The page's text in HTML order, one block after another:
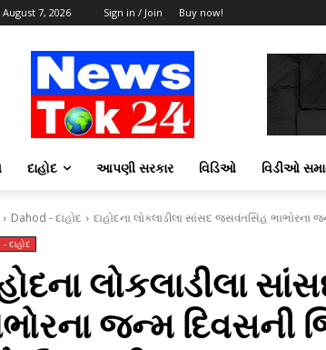
7, 2026 Sign in / Join Buy now!
દાહોદ આપણી સરકાર વિડિઓ વિડીઓ
Dahod - દાહોદ દાહોદના લોકલાડીલા સાંસદ જસવંતસિંહ ભાભોરના
દાહોદ
લોકલાડીલા
જન્મ દિવસની